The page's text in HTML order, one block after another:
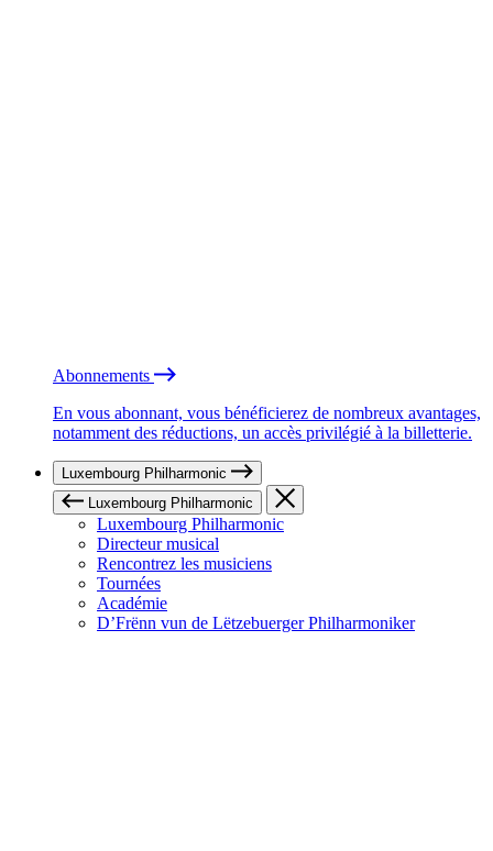
Abonnements
En vous abonnant, vous bénéficierez de nombreux avantages,
notamment des réductions, un accès privilégié à la billetterie.
Luxembourg Philharmonic
Luxembourg Philharmonic
Luxembourg Philharmonic
Directeur musical
Rencontrez les musiciens
Tournées
Académie
D’Frënn vun de Lëtzebuerger Philharmoniker